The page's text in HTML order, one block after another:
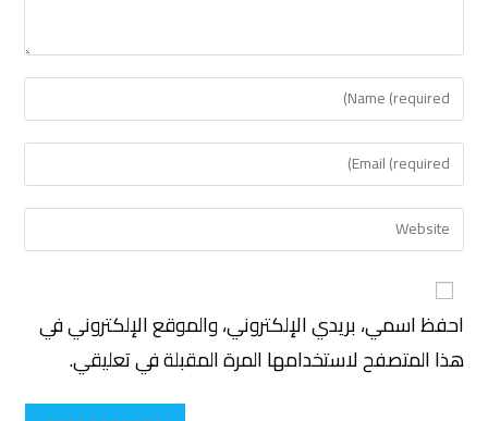
احفظ اسمي، بريدي الإلكتروني، والموقع الإلكتروني في
هذا المتصفح لاستخدامها المرة المقبلة في تعليقي.